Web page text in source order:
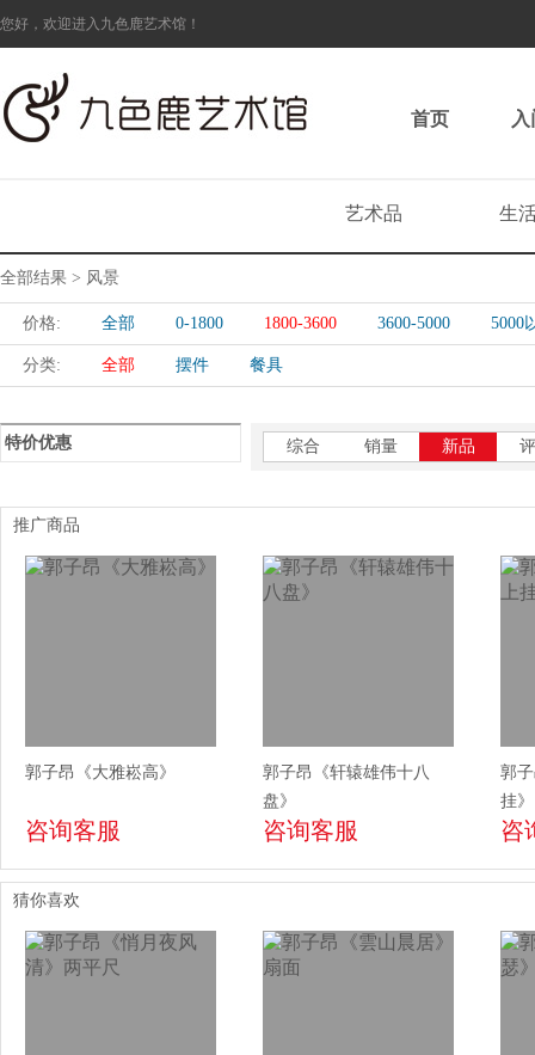
您好，欢迎进入九色鹿艺术馆！
首页
艺术品 生
全部结果 > 风景
价格: 全部 0-1800 1800-3600 3600-5000 5000
分类: 全部 摆件 餐具
特价优惠 综合 销量 新品
推广商品
郭子昂《大雅崧高》
咨询客服
郭子昂《轩辕雄伟十八
盘》
咨询客服
郭
挂》
咨
猜你喜欢